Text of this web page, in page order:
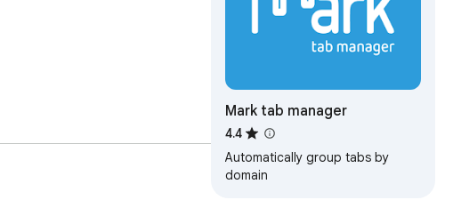
Mark tab manager
4.4
Automatically group tabs by
domain